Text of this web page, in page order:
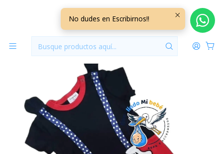
Vestuario 18/24 Meses 18/24 Meses Niño
Body Mickey 24 Meses 24BDMK1
No dudes en Escribirnos!!